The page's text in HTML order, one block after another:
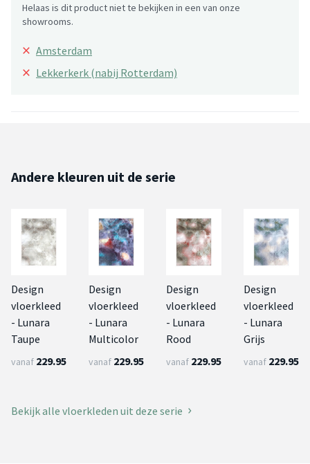
Helaas is dit product niet te bekijken in een van onze
showrooms.
× Amsterdam
× Lekkerkerk (nabij Rotterdam)
Andere kleuren uit de serie
Design
vloerkleed
- Lunara
Taupe
vanaf 229.95
Design
vloerkleed
- Lunara
Multicolor
vanaf 229.95
Design
vloerkleed
- Lunara
Rood
vanaf 229.95
Design
vloerkleed
- Lunara
Grijs
vanaf 229.95
Bekijk alle vloerkleden uit deze serie